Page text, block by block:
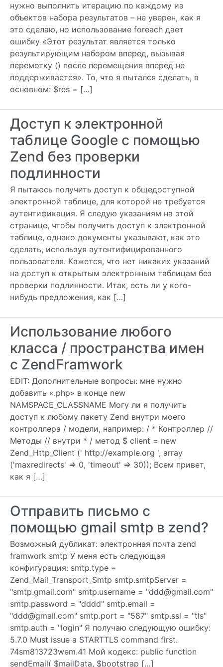
нужно выполнить итерацию по каждому из
объектов набора результатов – не уверен, как я
это сделаю, но использование foreach дает
ошибку «Этот результат является только
результирующим набором вперед, вызывая
перемотку () после перемещения вперед не
поддерживается». То, что я пытался сделать, в
основном: $res = […]
Доступ к электронной
таблице Google с помощью
Zend без проверки
подлинности
Я пытаюсь получить доступ к общедоступной
электронной таблице, для которой не требуется
аутентификация. Я следую указаниям на этой
странице, чтобы получить доступ к электронной
таблице, однако документы указывают, как это
сделать, используя аутентифицированного
пользователя. Кажется, что нет никаких указаний
на доступ к открытым электронным таблицам без
проверки подлинности. Итак, есть ли у кого-
нибудь предложения, как […]
Использование любого
класса / пространства имен
с ZendFramwork
EDIT: Дополнительные вопросы: мне нужно
добавить «.php» в конце new
NAMSPACE_CLASSNAME Могу ли я получить
доступ к любому пакету Zend внутри моего
контроллера / модели, например: / * Контроллер //
Методы // внутри * / метод $ client = new
Zend_Http_Client (' http://example.org ', array
('maxredirects' => 0, 'timeout' => 30)); Всем привет,
как я […]
Отправить письмо с
помощью gmail smtp в zend?
Возможный дубликат: электронная почта zend
framwork smtp У меня есть следующая
конфигурация: smtp.type =
Zend_Mail_Transport_Smtp smtp.smtpServer =
"smtp.gmail.com" smtp.username = "ddd@gmail.com"
smtp.password = "dddd" smtp.email =
"ddd@gmail.com" smtp.port = "587" smtp.ssl = "tls"
smtp.auth = "login" Я получаю следующую ошибку:
5.7.0 Must issue a STARTTLS command first.
74sm813723wem.41 Мой кодекс: public function
sendEmail( $mailData, $bootstrap […]